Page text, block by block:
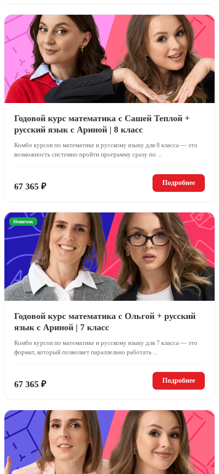
Годовой курс математика с Сашей Теплой +
русский язык с Ариной | 8 класс
Комбо курсов по математике и русскому языку для 8 класса — это
возможность системно пройти программу сразу по ...
67 365 ₽ Подробнее
Новичок
Годовой курс математика с Ольгой + русский
язык с Ариной | 7 класс
Комбо курсов по математике и русскому языку для 7 класса — это
формат, который позволяет параллельно работать ...
67 365 ₽ Подробнее